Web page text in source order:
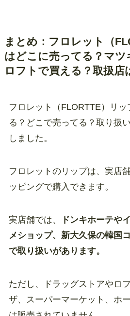
まとめ：フロレット（
はどこに売ってる？マツ
ロフトで買える？取扱店
フロレット（FLORTTE）リ
る？どこで売ってる？取り扱
しました。
フロレットのリップは、実店
ッピングで購入できます。
実店舗では、
ドンキホーテや
メショップ、新大久保の韓国
で取り扱いがあります。
ただし、ドラッグストアやロ
ザ、スーパーマーケット、ホ